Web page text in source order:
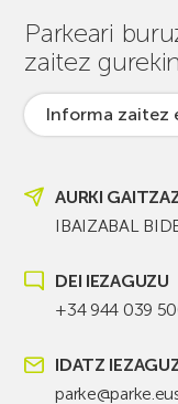
Parkeari
zaitez
Informa zaitez
AURKI
IBAIZABAL
DEI IEZAGUZU
+34 944 039
IDATZ